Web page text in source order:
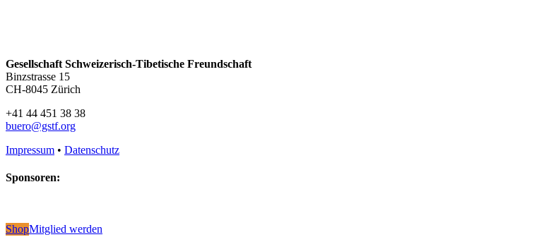
Gesellschaft Schweizerisch-Tibetische Freundschaft
Binzstrasse 15
CH-8045 Zürich
+41 44 451 38 38
buero@gstf.org
Impressum • Datenschutz
Sponsoren:
ShopMitglied werden